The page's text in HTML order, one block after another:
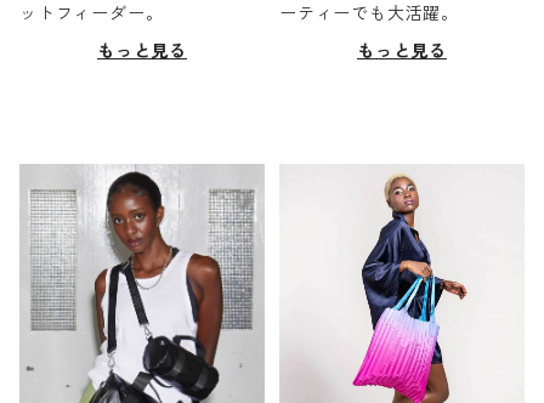
ットフィーダー。
もっと見る
ーティーでも大活躍。
もっと見る